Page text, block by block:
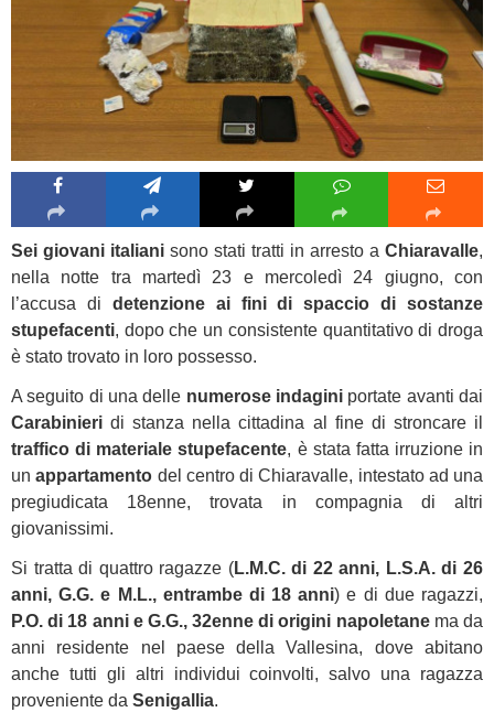
Sei giovani italiani sono stati tratti in arresto a Chiaravalle,
nella notte tra martedì 23 e mercoledì 24 giugno, con
l’accusa di detenzione ai fini di spaccio di sostanze
stupefacenti, dopo che un consistente quantitativo di droga
è stato trovato in loro possesso.
A seguito di una delle numerose indagini portate avanti dai
Carabinieri di stanza nella cittadina al fine di stroncare il
traffico di materiale stupefacente, è stata fatta irruzione in
unappartamento del centro di Chiaravalle, intestato ad una
pregiudicata 18enne, trovata in compagnia di altri
giovanissimi.
Si tratta di quattro ragazze (L.M.C. di 22 anni, L.S.A. di 26
anni, G.G. e M.L., entrambe di 18 anni) e di due ragazzi,
P.O. di 18 anni e G.G., 32enne di origini napoletanema da
anni residente nel paese della Vallesina, dove abitano
anche tutti gli altri individui coinvolti, salvo una ragazza
proveniente da Senigallia.